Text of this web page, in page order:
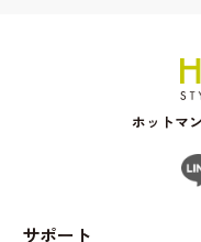
ホットマ
サポート